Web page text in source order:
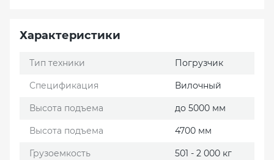
Характеристики
Тип техники Погрузчик
Спецификация Вилочный
Высота подъема до 5000 мм
Высота подъема 4700 мм
Грузоемкость 501 - 2 000 кг